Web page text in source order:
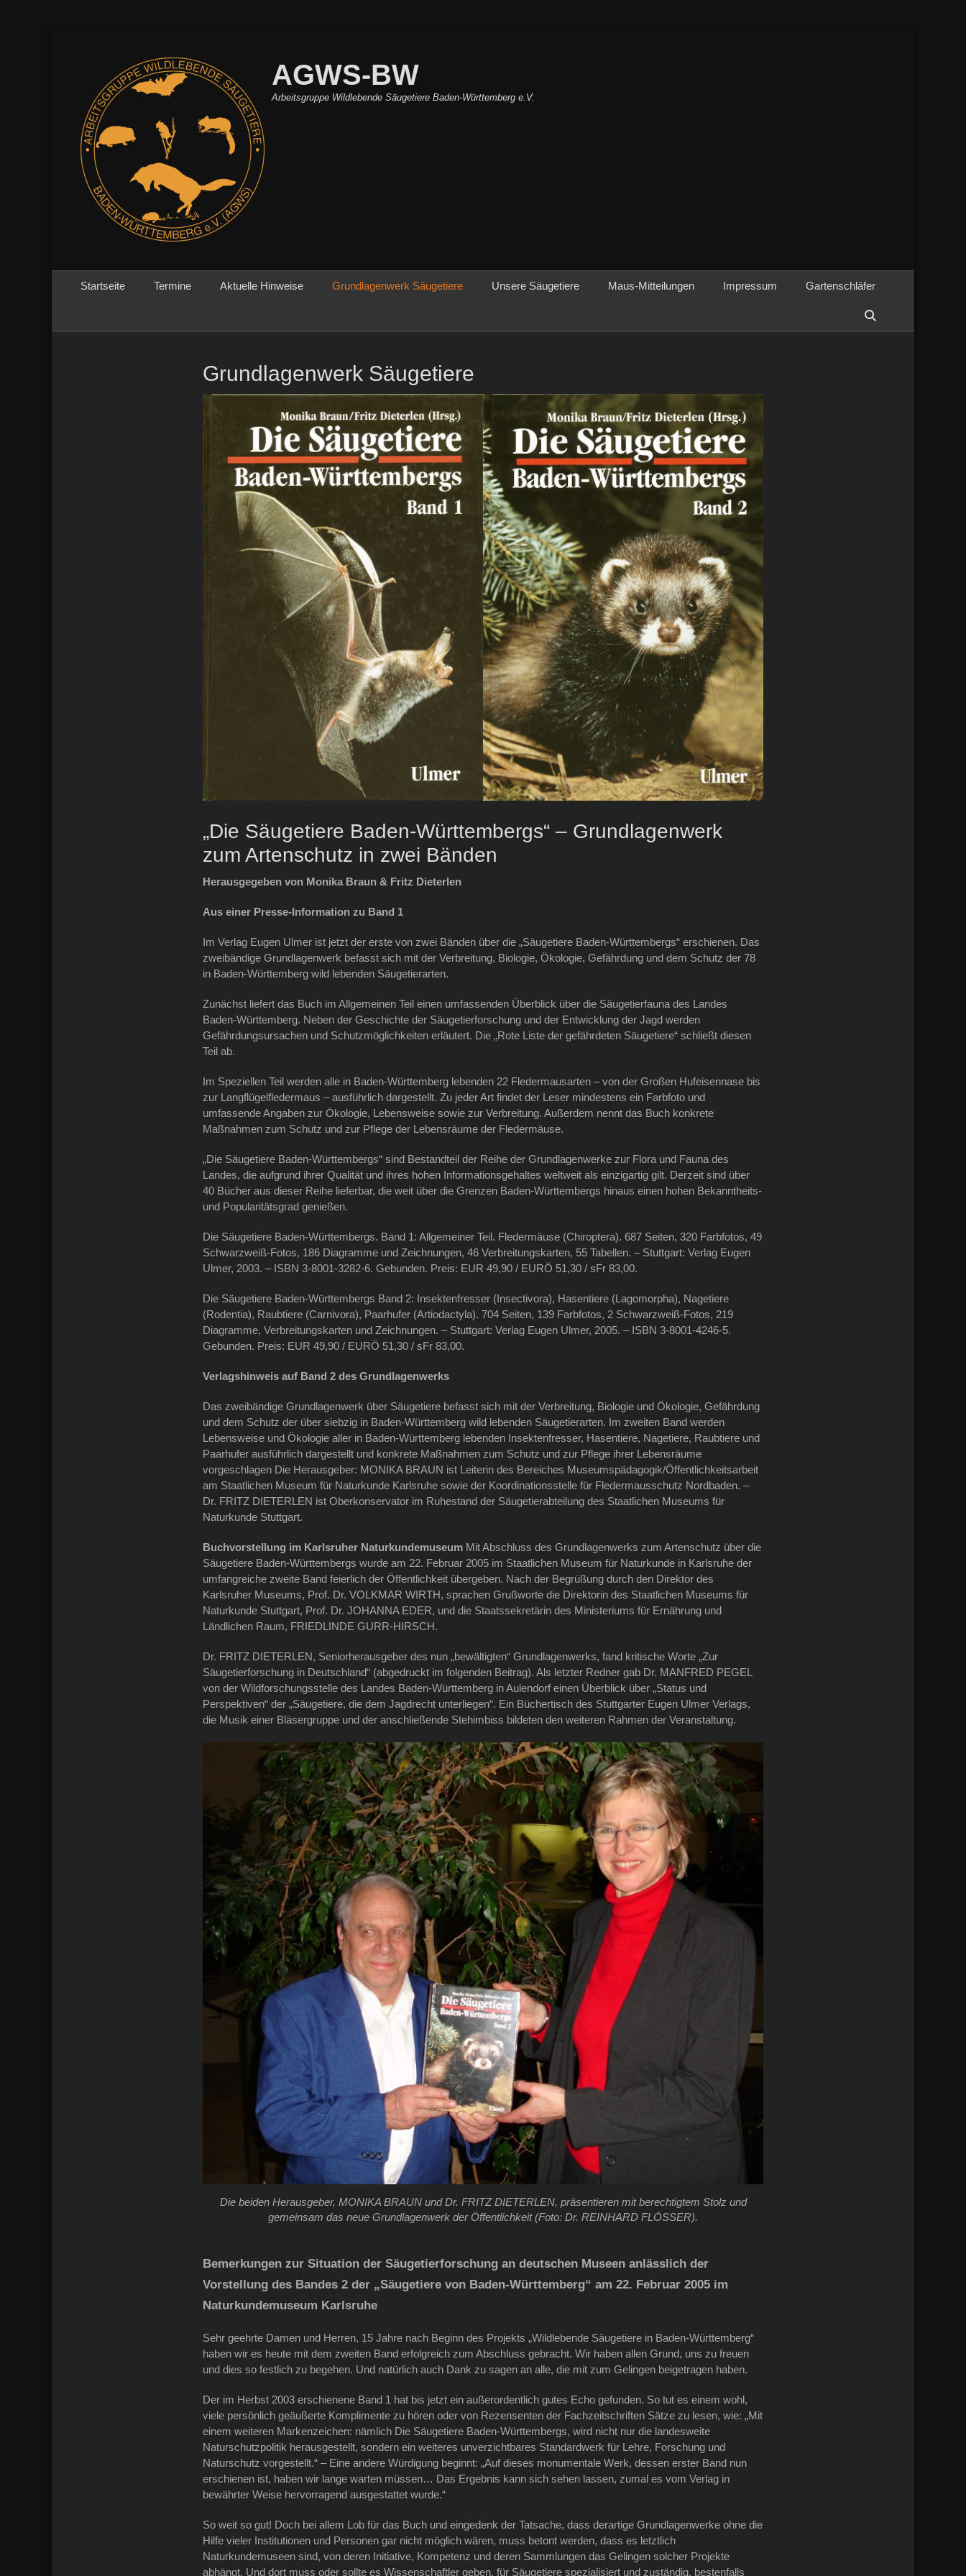
AGWS-BW
Arbeitsgruppe Wildlebende Säugetiere Baden-Württemberg e.V.
Primäres Menü
Inhalt
Startseite Termine Aktuelle Hinweise Grundlagenwerk Säugetiere Unsere Säugetiere Maus-Mitteilungen Impressum
Gartenschläfer
Grundlagenwerk Säugetiere
„Die Säugetiere Baden-Württembergs“ – Grundlagenwerk
zum Artenschutz in zwei Bänden
Herausgegeben von Monika Braun & Fritz Dieterlen
Aus einer Presse-Information zu Band 1
Im Verlag Eugen Ulmer ist jetzt der erste von zwei Bänden über die „Säugetiere Baden-Württembergs“ erschienen. Das
zweibändige Grundlagenwerk befasst sich mit der Verbreitung, Biologie, Ökologie, Gefährdung und dem Schutz der 78
in Baden-Württemberg wild lebenden Säugetierarten.
Zunächst liefert das Buch im Allgemeinen Teil einen umfassenden Überblick über die Säugetierfauna des Landes
Baden-Württemberg. Neben der Geschichte der Säugetierforschung und der Entwicklung der Jagd werden
Gefährdungsursachen und Schutzmöglichkeiten erläutert. Die „Rote Liste der gefährdeten Säugetiere“ schließt diesen
Teil ab.
Im Speziellen Teil werden alle in Baden-Württemberg lebenden 22 Fledermausarten – von der Großen Hufeisennase bis
zur Langflügelfledermaus – ausführlich dargestellt. Zu jeder Art findet der Leser mindestens ein Farbfoto und
umfassende Angaben zur Ökologie, Lebensweise sowie zur Verbreitung. Außerdem nennt das Buch konkrete
Maßnahmen zum Schutz und zur Pflege der Lebensräume der Fledermäuse.
„Die Säugetiere Baden-Württembergs“ sind Bestandteil der Reihe der Grundlagenwerke zur Flora und Fauna des
Landes, die aufgrund ihrer Qualität und ihres hohen Informationsgehaltes weltweit als einzigartig gilt. Derzeit sind über
40 Bücher aus dieser Reihe lieferbar, die weit über die Grenzen Baden-Württembergs hinaus einen hohen Bekanntheits-
und Popularitätsgrad genießen.
Die Säugetiere Baden-Württembergs. Band 1: Allgemeiner Teil. Fledermäuse (Chiroptera). 687 Seiten, 320 Farbfotos, 49
Schwarzweiß-Fotos, 186 Diagramme und Zeichnungen, 46 Verbreitungskarten, 55 Tabellen. – Stuttgart: Verlag Eugen
Ulmer, 2003. – ISBN 3-8001-3282-6. Gebunden. Preis: EUR 49,90 / EURÖ 51,30 / sFr 83,00.
Die Säugetiere Baden-Württembergs Band 2: Insektenfresser (Insectivora), Hasentiere (Lagomorpha), Nagetiere
(Rodentia), Raubtiere (Carnivora), Paarhufer (Artiodactyla). 704 Seiten, 139 Farbfotos, 2 Schwarzweiß-Fotos, 219
Diagramme, Verbreitungskarten und Zeichnungen. – Stuttgart: Verlag Eugen Ulmer, 2005. – ISBN 3-8001-4246-5.
Gebunden. Preis: EUR 49,90 / EURÖ 51,30 / sFr 83,00.
Verlagshinweis auf Band 2 des Grundlagenwerks
Das zweibändige Grundlagenwerk über Säugetiere befasst sich mit der Verbreitung, Biologie und Ökologie, Gefährdung
und dem Schutz der über siebzig in Baden-Württemberg wild lebenden Säugetierarten. Im zweiten Band werden
Lebensweise und Ökologie aller in Baden-Württemberg lebenden Insektenfresser, Hasentiere, Nagetiere, Raubtiere und
Paarhufer ausführlich dargestellt und konkrete Maßnahmen zum Schutz und zur Pflege ihrer Lebensräume
vorgeschlagen Die Herausgeber: MONIKA BRAUN ist Leiterin des Bereiches Museumspädagogik/Öffentlichkeitsarbeit
am Staatlichen Museum für Naturkunde Karlsruhe sowie der Koordinationsstelle für Fledermausschutz Nordbaden. –
Dr. FRITZ DIETERLEN ist Oberkonservator im Ruhestand der Säugetierabteilung des Staatlichen Museums für
Naturkunde Stuttgart.
Buchvorstellung im Karlsruher Naturkundemuseum Mit Abschluss des Grundlagenwerks zum Artenschutz über die
Säugetiere Baden-Württembergs wurde am 22. Februar 2005 im Staatlichen Museum für Naturkunde in Karlsruhe der
umfangreiche zweite Band feierlich der Öffentlichkeit übergeben. Nach der Begrüßung durch den Direktor des
Karlsruher Museums, Prof. Dr. VOLKMAR WIRTH, sprachen Grußworte die Direktorin des Staatlichen Museums für
Naturkunde Stuttgart, Prof. Dr. JOHANNA EDER, und die Staatssekretärin des Ministeriums für Ernährung und
Ländlichen Raum, FRIEDLINDE GURR-HIRSCH.
Dr. FRITZ DIETERLEN, Seniorherausgeber des nun „bewältigten“ Grundlagenwerks, fand kritische Worte „Zur
Säugetierforschung in Deutschland“ (abgedruckt im folgenden Beitrag). Als letzter Redner gab Dr. MANFRED PEGEL
von der Wildforschungsstelle des Landes Baden-Württemberg in Aulendorf einen Überblick über „Status und
Perspektiven“ der „Säugetiere, die dem Jagdrecht unterliegen“. Ein Büchertisch des Stuttgarter Eugen Ulmer Verlags,
die Musik einer Bläsergruppe und der anschließende Stehimbiss bildeten den weiteren Rahmen der Veranstaltung.
Die beiden Herausgeber, MONIKA BRAUN und Dr. FRITZ DIETERLEN, präsentieren mit berechtigtem Stolz und
gemeinsam das neue Grundlagenwerk der Öffentlichkeit (Foto: Dr. REINHARD FLÖSSER).
Bemerkungen zur Situation der Säugetierforschung an deutschen Museen anlässlich der
Vorstellung des Bandes 2 der „Säugetiere von Baden-Württemberg“ am 22. Februar 2005 im
Naturkundemuseum Karlsruhe
Sehr geehrte Damen und Herren, 15 Jahre nach Beginn des Projekts „Wildlebende Säugetiere in Baden-Württemberg“
haben wir es heute mit dem zweiten Band erfolgreich zum Abschluss gebracht. Wir haben allen Grund, uns zu freuen
und dies so festlich zu begehen. Und natürlich auch Dank zu sagen an alle, die mit zum Gelingen beigetragen haben.
Der im Herbst 2003 erschienene Band 1 hat bis jetzt ein außerordentlich gutes Echo gefunden. So tut es einem wohl,
viele persönlich geäußerte Komplimente zu hören oder von Rezensenten der Fachzeitschriften Sätze zu lesen, wie: „Mit
einem weiteren Markenzeichen: nämlich Die Säugetiere Baden-Württembergs, wird nicht nur die landesweite
Naturschutzpolitik herausgestellt, sondern ein weiteres unverzichtbares Standardwerk für Lehre, Forschung und
Naturschutz vorgestellt.“ – Eine andere Würdigung beginnt: „Auf dieses monumentale Werk, dessen erster Band nun
erschienen ist, haben wir lange warten müssen… Das Ergebnis kann sich sehen lassen, zumal es vom Verlag in
bewährter Weise hervorragend ausgestattet wurde.“
So weit so gut! Doch bei allem Lob für das Buch und eingedenk der Tatsache, dass derartige Grundlagenwerke ohne die
Hilfe vieler Institutionen und Personen gar nicht möglich wären, muss betont werden, dass es letztlich
Naturkundemuseen sind, von deren Initiative, Kompetenz und deren Sammlungen das Gelingen solcher Projekte
abhängt. Und dort muss oder sollte es Wissenschaftler geben, für Säugetiere spezialisiert und zuständig, bestenfalls